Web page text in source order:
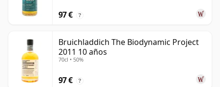
97 € ?
Bruichladdich The Biodynamic Project
2011 10 años
70cl • 50%
97 € ?